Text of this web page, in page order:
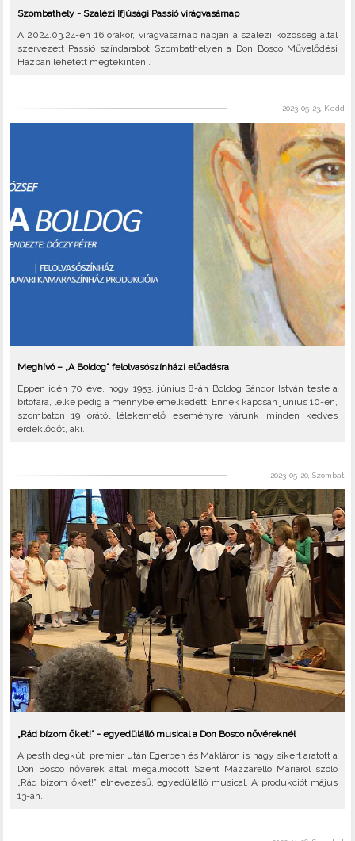
Szombathely - Szalézi Ifjúsági Passió virágvasárnap
A 2024.03.24-én 16 órakor, virágvasárnap napján a szalézi közösség által
szervezett Passió színdarabot Szombathelyen a Don Bosco Művelődési
Házban lehetett megtekinteni.
2023-05-23, Kedd
Meghívó – „A Boldog” felolvasószínházi előadásra
Éppen idén 70 éve, hogy 1953. június 8-án Boldog Sándor István teste a
bitófára, lelke pedig a mennybe emelkedett. Ennek kapcsán június 10-én,
szombaton 19 órától lélekemelő eseményre várunk minden kedves
érdeklődőt, aki..
2023-05-20, Szombat
„Rád bízom őket!” - egyedülálló musical a Don Bosco nővéreknél
A pesthidegkúti premier után Egerben és Makláron is nagy sikert aratott a
Don Bosco nővérek által megálmodott Szent Mazzarello Máriáról szóló
„Rád bízom őket!” elnevezésű, egyedülálló musical. A produkciót május
13-án..